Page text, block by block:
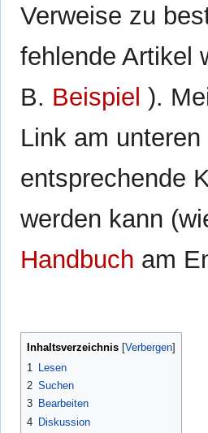
Verweise zu
fehlende Artikel
B. Beispiel ).
Link am
entsprechende
werden kann
Handbuch am
Inhaltsverzeichnis
1
Lesen
2 Suchen
3 Bearbeiten
4 Diskussion